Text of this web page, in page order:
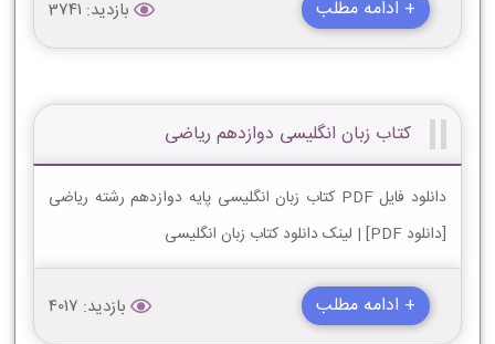
+ ادامه مطلب بازدید: 3741
کتاب زبان انگليسی دوازدهم ریاضی
دانلود فایل PDF کتاب زبان انگليسی پایه دوازدهم رشته ریاضی
[دانلود PDF] | لینک دانلود کتاب زبان انگليسی
+ ادامه مطلب بازدید: 4017